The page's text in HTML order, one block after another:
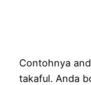
Contohnya
takaful. Anda